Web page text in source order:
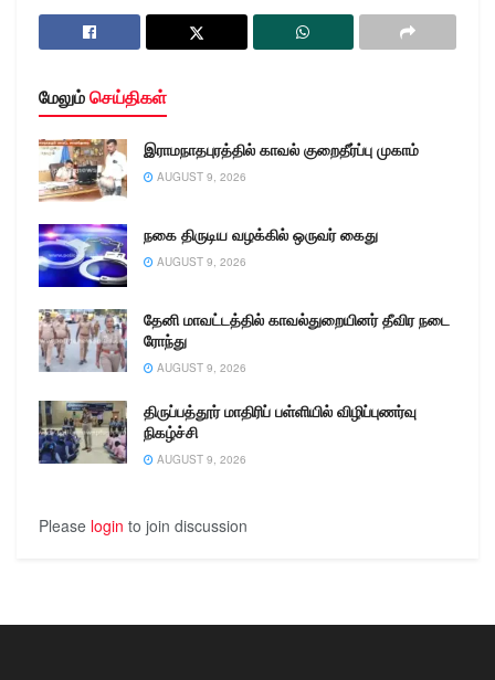
மேலும்செய்திகள்
இராமநாதபுரத்தில் காவல் குறைதீர்ப்பு முகாம்
AUGUST 9, 2026
நகை திருடிய வழக்கில் ஒருவர் கைது
AUGUST 9, 2026
தேனி மாவட்டத்தில் காவல்துறையினர் தீவிர நடை
ரோந்து
AUGUST 9, 2026
திருப்பத்தூர் மாதிரிப் பள்ளியில் விழிப்புணர்வு
நிகழ்ச்சி
AUGUST 9, 2026
Please login to join discussion